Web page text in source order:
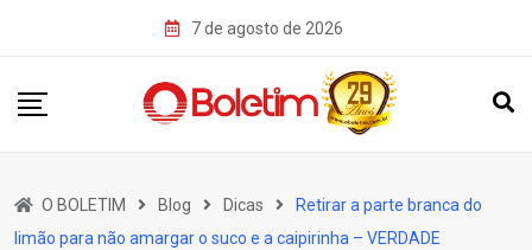
7 de agosto de 2026
O BOLETIM Blog Dicas
Retirar a parte branca do
limão para não amargar o suco e a caipirinha – VERDADE